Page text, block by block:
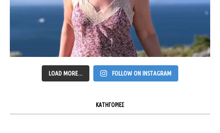
LOAD MORE... FOLLOW ON INSTAGRAM
ΚΑΤΗΓΟΡΙΕΣ